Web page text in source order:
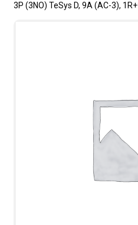
3P (3NO) TeSys D, 9A (AC-3),